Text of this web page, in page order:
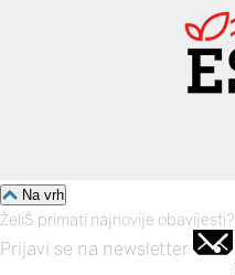
Na vrh
ŽeliŠ primati najnovije obavijesti?
Prijavi se na newsletter